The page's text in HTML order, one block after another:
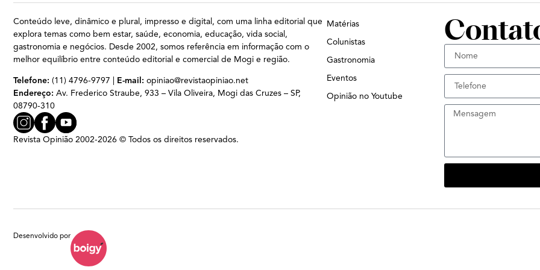
Conteúdo leve, dinâmico e plural, impresso e digital, com uma linha editorial que
explora temas como bem estar, saúde, economia, educação, vida social,
gastronomia e negócios. Desde 2002, somos referência em informação com o
melhor equilíbrio entre conteúdo editorial e comercial de Mogi e região.
Telefone: (11) 4796-9797 | E-mail: opiniao@revistaopiniao.net
Endereço: Av. Frederico Straube, 933 – Vila Oliveira, Mogi das Cruzes – SP,
08790-310
Revista Opinião 2002-2026 © Todos os direitos reservados.
Matérias
Colunistas
Gastronomia
Eventos
Opinião no Youtube
Desenvolvido por